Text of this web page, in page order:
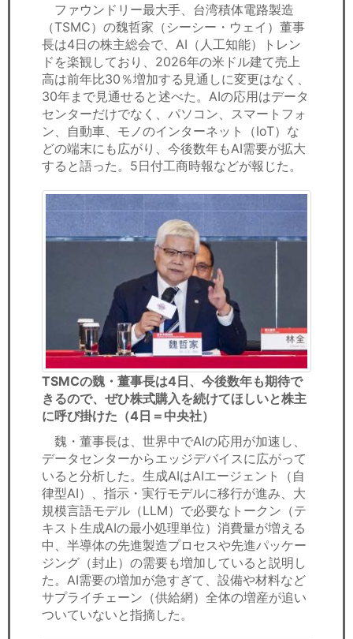
経済ニュース
労務顧問
ＩＴ
飲食店情報
ファウンドリー最大手、台湾積体電路製造
（TSMC）の魏哲家（シーシー・ウェイ）董事
長は4日の株主総会で、AI（人工知能）トレン
ドを楽観しており、2026年の米ドル建て売上
高は前年比30％増加する見通しに変更はなく、
30年まで見通せると述べた。AIの応用はデータ
センターだけでなく、パソコン、スマートフォ
ン、自動車、モノのインターネット（IoT）な
どの端末にも広がり、今後数年もAI需要が拡大
すると語った。5日付工商時報などが報じた。
TSMCの魏・董事長は4日、今後数年も期待で
きるので、ぜひ株式購入を続けてほしいと株主
に呼び掛けた（4日＝中央社）
魏・董事長は、世界中でAIの応用が加速し、
データセンターからエッジデバイスに広がって
いると分析した。生成AIはAIエージェント（自
律型AI）、指示・実行モデルに移行が進み、大
規模言語モデル（LLM）で必要なトークン（テ
キスト生成AIの最小処理単位）消費量が増える
中、半導体の先進製造プロセスや先進パッケー
ジング（封止）の需要も増加していると説明し
た。AI需要の増加が急すぎて、設備や材料など
サプライチェーン（供給網）全体の増産が追い
ついていないと指摘した。